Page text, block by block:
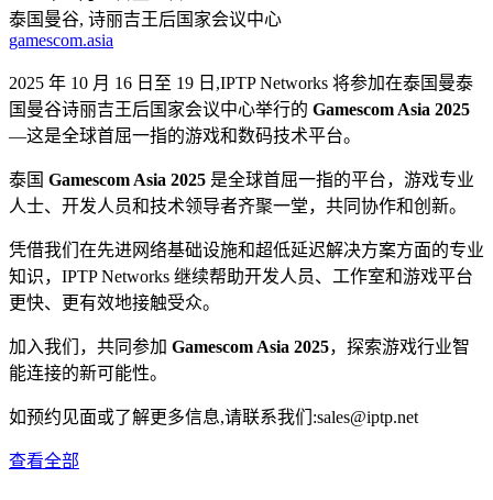
泰国曼谷, 诗丽吉王后国家会议中心
gamescom.asia
2025 年 10 月 16 日至 19 日,IPTP Networks 将参加在泰国曼泰
国曼谷诗丽吉王后国家会议中心举行的 Gamescom Asia 2025
—这是全球首屈一指的游戏和数码技术平台。
泰国 Gamescom Asia 2025 是全球首屈一指的平台，游戏专业
人士、开发人员和技术领导者齐聚一堂，共同协作和创新。
凭借我们在先进网络基础设施和超低延迟解决方案方面的专业
知识，IPTP Networks 继续帮助开发人员、工作室和游戏平台
更快、更有效地接触受众。
加入我们，共同参加 Gamescom Asia 2025，探索游戏行业智
能连接的新可能性。
如预约见面或了解更多信息,请联系我们:sales iptp.net
查看全部